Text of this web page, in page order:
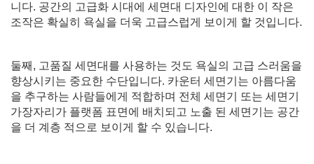
니다. 공간의 고급화 시대에 세면대 디자인에 대한 이 작은
조작은 확실히 욕실을 더욱 고급스럽게 보이게 할 것입니다.
둘째, 고품질 세면대를 사용하는 것도 욕실의 고급 스러움을
향상시키는 중요한 수단입니다. 카운터 세면기는 아름다움
을 추구하는 사람들에게 적합하며 전체 세면기 또는 세면기
가장자리가 플랫폼 표면에 배치되고 노출 된 세면기는 공간
을 더 계층 적으로 보이게 할 수 있습니다.